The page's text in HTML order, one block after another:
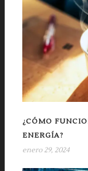
¿CÓMO
ENERGÍA?
enero 29, 2024